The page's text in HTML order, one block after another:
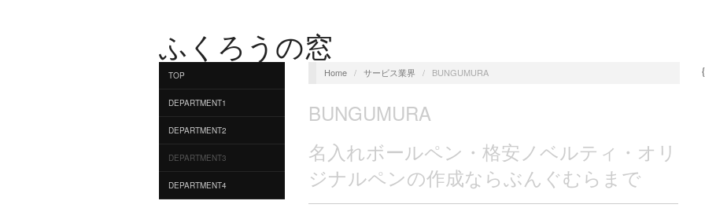
ふくろうの窓
TOP
DEPARTMENT1
DEPARTMENT2
DEPARTMENT3
DEPARTMENT4
Home / サービス業界 / BUNGUMURA
BUNGUMURA
名入れボールペン・格安ノベルティ・オリ
ジナルペンの作成ならぶんぐむらまで